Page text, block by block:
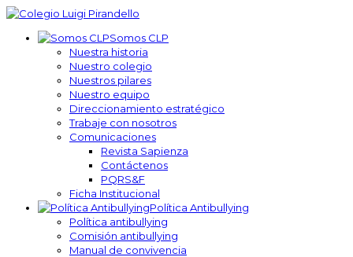
Somos CLP
Nuestra historia
Nuestro colegio
Nuestros pilares
Nuestro equipo
Direccionamiento estratégico
Trabaje con nosotros
Comunicaciones
Revista Sapienza
Contáctenos
PQRS&F
Ficha Institucional
Política Antibullying
Política antibullying
Comisión antibullying
Manual de convivencia